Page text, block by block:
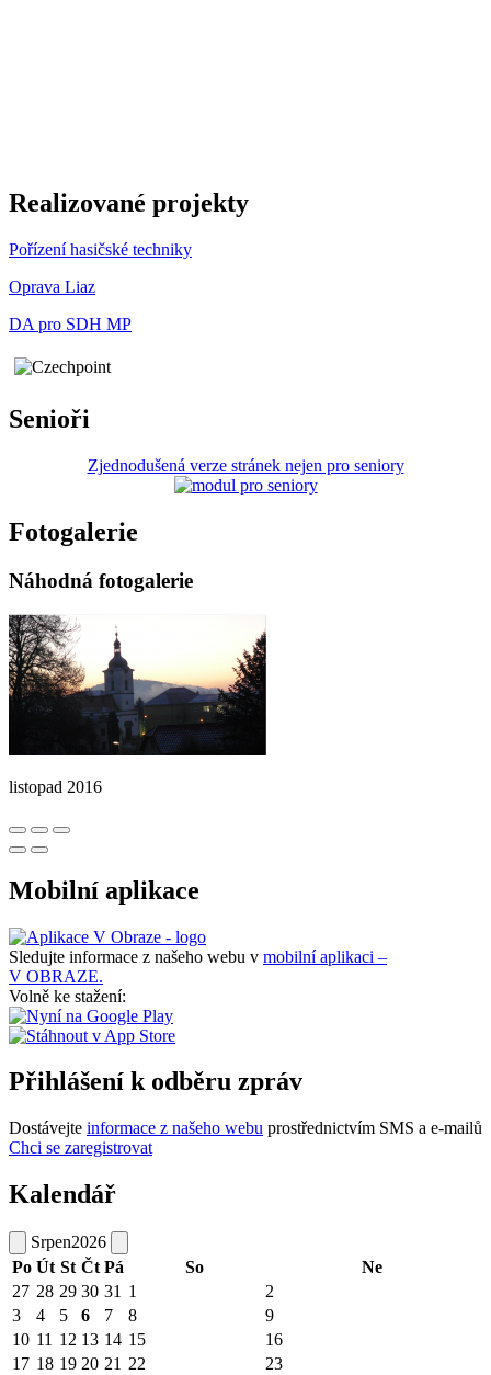
Realizované projekty
Pořízení hasičské techniky
Oprava Liaz
DA pro SDH MP
Senioři
Zjednodušená verze stránek nejen pro seniory
Fotogalerie
Náhodná fotogalerie
listopad 2016
Mobilní aplikace
Sledujte informace z našeho webu v mobilní aplikaci –
V OBRAZE.
Volně ke stažení:
Přihlášení k odběru zpráv
Dostávejte informace z našeho webu prostřednictvím SMS a e-mailů
Chci se zaregistrovat
Kalendář
Srpen2026
Po Út St Čt Pá So
Ne
27 28 29 30 31 1
2
3
4 5 6 7 8
9
10 11 12 13 14 15
16
17 18 19 20 21 22
23